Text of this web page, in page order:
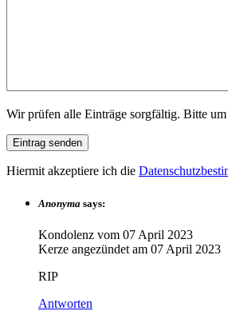
Wir prüfen alle Einträge sorgfältig. Bitte
Hiermit akzeptiere ich die
Anonyma says:
Kondolenz vom 07 April 2023
Kerze angezündet am 07 April 2023
RIP
Antworten